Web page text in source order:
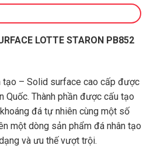
LOTTE STARON PB852
tạo – Solid surface cao cấp được
Quốc. Thành phần được cấu tạo
đá tự nhiên cùng một số
một dòng sản phẩm đá nhân tạo
và ưu thế vượt trội.